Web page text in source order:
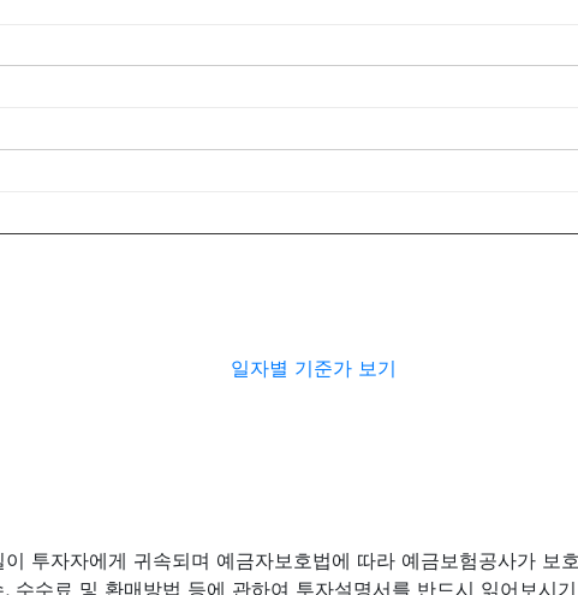
일자별 기준가 보기
투자자에게 귀속되며 예금자보호법에 따라 예금보험공사가 보
수수료 및 환매방법 등에 관하여 투자설명서를 반드시 읽어보시